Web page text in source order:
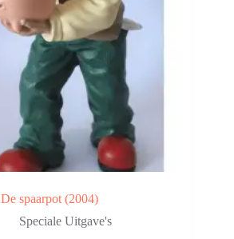
De spaarpot (2004)
Speciale Uitgave's